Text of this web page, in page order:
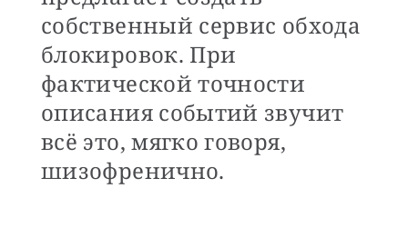
собственный сервис обхода
блокировок. При
фактической точности
описания событий звучит
всё это, мягко говоря,
шизофренично.